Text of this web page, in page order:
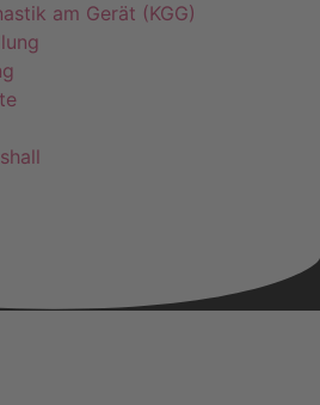
am Gerät (KGG)